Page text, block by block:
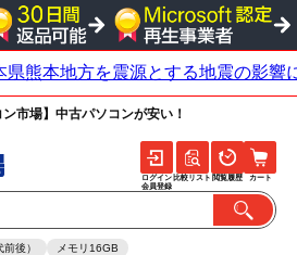
市場】中古パソコンが安い！
後） メモリ16GB
ログイン
会員登録
比較リスト 閲覧履歴 カート